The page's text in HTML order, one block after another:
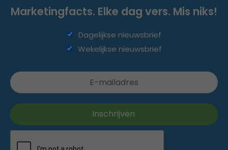
Marketingfacts. Elke dag vers. Mis niks!
Dagelijkse nieuwsbrief
Wekelijkse nieuwsbrief